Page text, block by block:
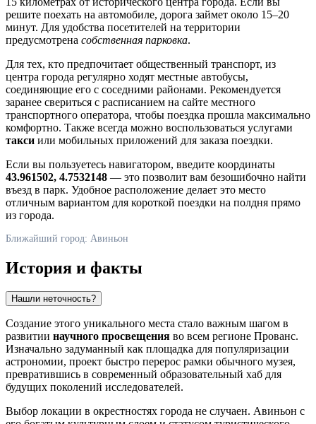
решите поехать на автомобиле, дорога займет около 15–20
минут. Для удобства посетителей на территории
предусмотрена собственная парковка.
Для тех, кто предпочитает общественный транспорт, из
центра города регулярно ходят местные автобусы,
соединяющие его с соседними районами. Рекомендуется
заранее свериться с расписанием на сайте местного
транспортного оператора, чтобы поездка прошла максимально
комфортно. Также всегда можно воспользоваться услугами
такси или мобильных приложений для заказа поездки.
Если вы пользуетесь навигатором, введите координаты
43.961502, 4.7532148 — это позволит вам безошибочно найти
въезд в парк. Удобное расположение делает это место
отличным вариантом для короткой поездки на полдня прямо
из города.
Ближайший город: Авиньон
История и факты
Нашли неточность?
Создание этого уникального места стало важным шагом в
развитии научного просвещения во всем регионе Прованс.
Изначально задуманный как площадка для популяризации
астрономии, проект быстро перерос рамки обычного музея,
превратившись в современный образовательный хаб для
будущих поколений исследователей.
Выбор локации в окрестностях города не случаен. Авиньон с